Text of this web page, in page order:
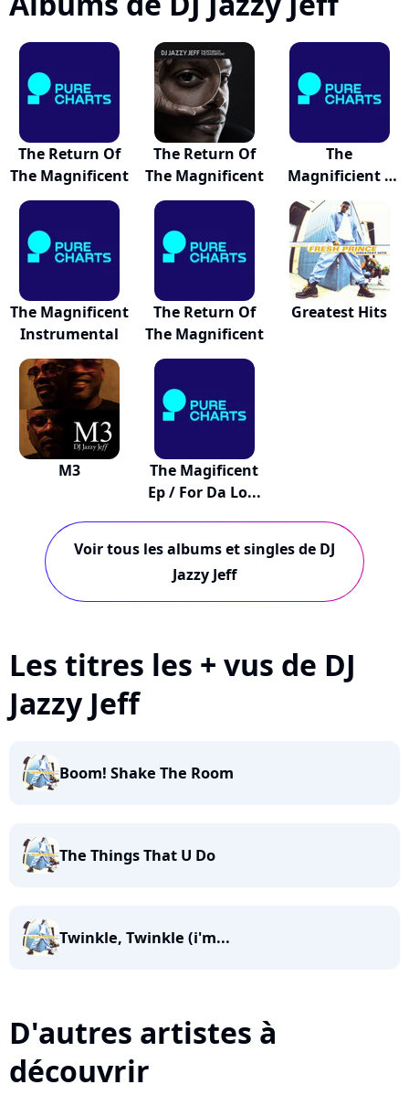
The Return Of
The Magnificent
The Return Of
The Magnificent
The
Magnificient /
Beat Gener...
The Magnificent
Instrumental
The Return Of
The Magnificent
Greatest Hits
M3
The Magificent
Ep / For Da Lo...
Voir tous les albums et singles de DJ
Jazzy Jeff
Les titres les + vus de DJ
Jazzy Jeff
Boom! Shake The Room
The Things That U Do
Twinkle, Twinkle (i'm...
D'autres artistes à
découvrir